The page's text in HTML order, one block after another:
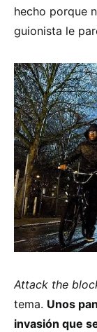
hecho porque
guionista le
Attack the
tema. Unos
invasión que